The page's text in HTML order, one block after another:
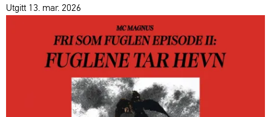
Utgitt 13. mar. 2026